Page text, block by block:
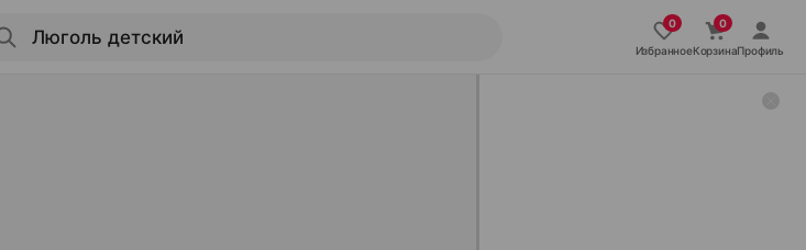
ИзбранноеКорзинаПрофиль